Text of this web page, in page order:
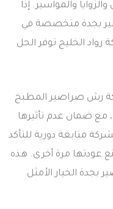
والمواسير. إذا
بجدة متخصصة في
الخليج توفر الحل
رش صراصير المطبخ
مع ضمان عدم تأثيرها
متابعة دورية للتأكد
عودتها مرة أخرى. هذه
الخيار الأمثل